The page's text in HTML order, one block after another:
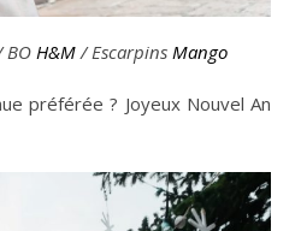
BO H&M / Escarpins Mango
préférée ? Joyeux Nouvel An